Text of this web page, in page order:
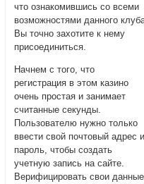
что ознакомившись со всеми
возможностями данного
Вы точно захотите к нему
присоединиться.
Начнем с того, что
регистрация в этом казино
очень простая и занимает
считанные секунды.
Пользователю нужно только
ввести свой почтовый адрес
пароль, чтобы создать
учетную запись на сайте.
Верифицировать свои данные